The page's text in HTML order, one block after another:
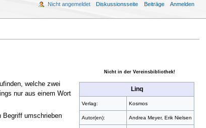
Nicht in der Vereinsbibliothek!
Linq
Verlag: Kosmos
Autor(en): Andrea Meyer, Erik Nielsen
welche zwei
nur aus einem Wort
Begriff umschrieben
Nicht angemeldet Diskussionsseite Beiträge Anmelden